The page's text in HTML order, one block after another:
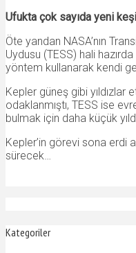
Ufukta çok sayıda yeni
Öte yandan NASA’nın
Uydusu (TESS) hali
yöntem kullanarak kendi
Kepler güneş gibi yıldızlar
odaklanmıştı, TESS ise
bulmak için daha küçük
Kepler’in görevi sona erdi
sürecek…
Kategoriler